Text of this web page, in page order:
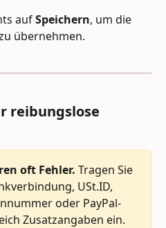
auf Speichern, um die
übernehmen.
reibungslose
oft Fehler. Tragen Sie
USt.ID,
oder PayPal-
Zusatzangaben ein.